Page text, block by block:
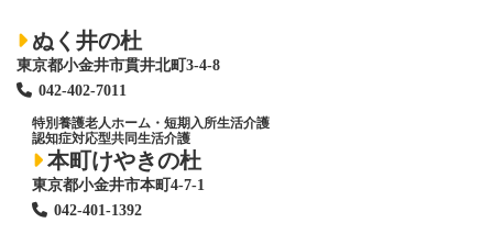
ぬく井の杜
東京都小金井市貫井北町3-4-8
042-402-7011
特別養護老人ホーム ・短期入所生活介護
認知症対応型共同生活介護
本町けやきの杜
東京都小金井市本町4-7-1
042-401-1392